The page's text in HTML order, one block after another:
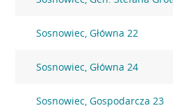
Sosnowiec, Główna 22
Sosnowiec, Główna 24
Sosnowiec, Gospodarcza 23